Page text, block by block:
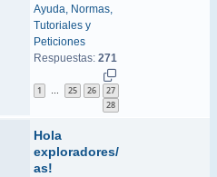
Ayuda, Normas,
Tutoriales y
Peticiones
Respuestas: 271
1 25 26
27
28
Hola
exploradores/
as!